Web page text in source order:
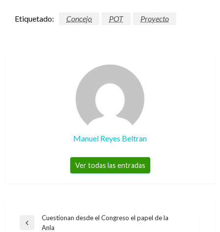
Etiquetado: Concejo POT Proyecto
Manuel Reyes Beltran
Ver todas las entradas
Navegación
Entrada
Cuestionan desde el Congreso el papel de la
Anla